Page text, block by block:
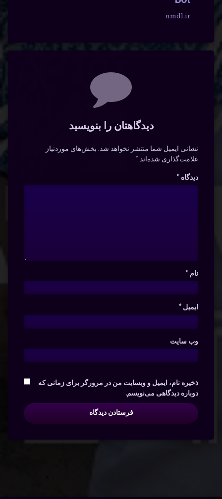
nmdl.ir
دیدگاهتان را بنویسید
نشانی ایمیل شما منتشر نخواهد شد. بخش‌های موردنیاز
علامت‌گذاری شده‌اند*
دیدگاه *
نام *
ایمیل *
وب‌ سایت
ذخیره نام، ایمیل و وبسایت من در مرورگر برای زمانی که
دوباره دیدگاهی می‌نویسم.